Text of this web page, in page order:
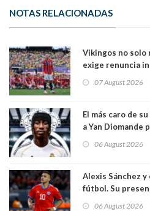
NOTAS RELACIONADAS
Vikingos no solo
exige renuncia
07 August 2026
El más caro de
a Yan Diomande
06 August 2026
Alexis Sánchez
fútbol. Su
06 August 2026